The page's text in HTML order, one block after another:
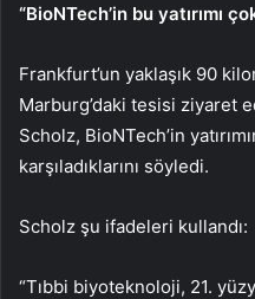
“BioNTech’in bu yatırımı
Frankfurt’un yaklaşık 90
Marburg’daki tesisi ziyaret
Scholz, BioNTech’in
karşıladıklarını söyledi.
Scholz şu ifadeleri kullandı:
“Tıbbi biyoteknoloji, 21.